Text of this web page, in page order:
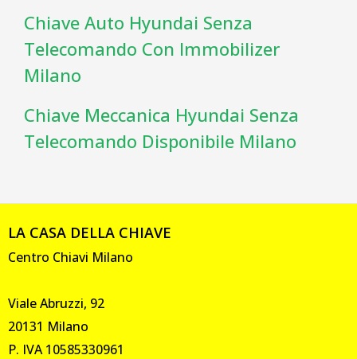
Chiave Auto Hyundai Senza
Telecomando Con Immobilizer
Milano
Chiave Meccanica Hyundai Senza
Telecomando Disponibile Milano
LA CASA DELLA CHIAVE
Centro Chiavi Milano
Viale Abruzzi, 92
20131 Milano
P. IVA 10585330961